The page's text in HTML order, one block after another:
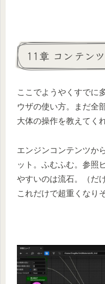
11章 コンテン
ここでようやくすでに
ウザの使い方。まだ全
大体の操作を教えてく
エンジンコンテンツか
ット。ふむふむ。参照
やすいのは流石。（だ
これだけで超重くなり